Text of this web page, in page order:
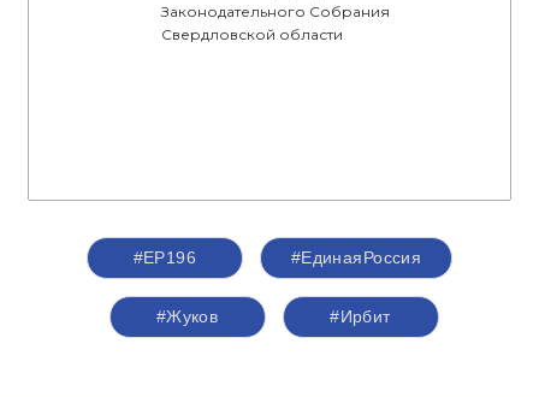
Законодательного Собрания
Свердловской области
#ЕР196 #‎ЕдинаяРоссия
#Жуков #Ирбит